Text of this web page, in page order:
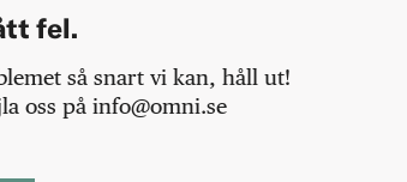
fel.
så snart vi kan, håll ut!
oss på info@omni.se